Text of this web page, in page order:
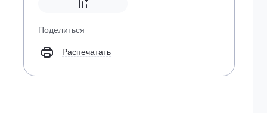
Поделиться
Распечатать